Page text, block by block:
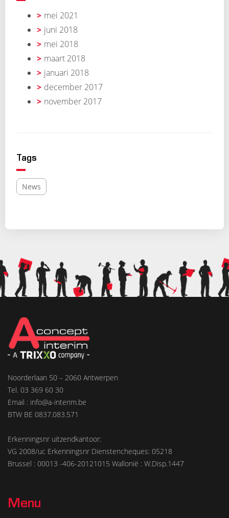
mei 2021
juni 2018
mei 2018
maart 2018
januari 2018
december 2017
november 2017
Tags
News
Noorderlaan 50 – 2060 Antwerpen
Tel. 03 369 60 30
Email : info@a-interim.be
BTW BE 0837.083.571
Erkenningsnr uitzendkantoor:
VG 2008/uc Erkenningsnr Dienstencheques: 05218
Brussel : 00013 -406-20121015 Wallonië : W.Disp.1447
Menu